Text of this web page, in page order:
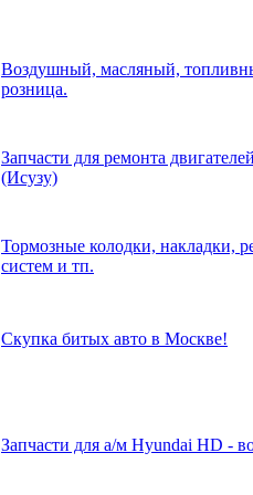
Воздушный, масляный,
розница.
Запчасти для ремонта
(Исузу)
Тормозные колодки, накладки,
систем и тп.
Скупка битых авто в Москве!
Запчасти для а/м Hyundai HD -